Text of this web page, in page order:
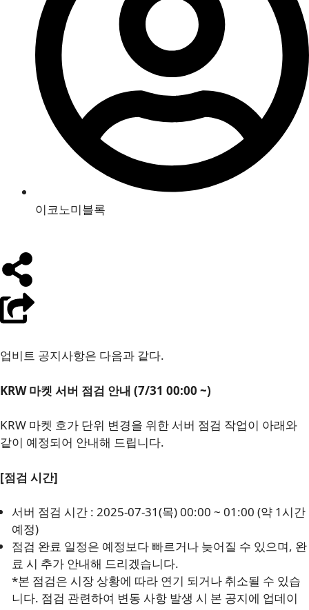
이코노미블록
업비트 공지사항은 다음과 같다.
KRW 마켓 서버 점검 안내 (7/31 00:00 ~)
KRW 마켓 호가 단위 변경을 위한 서버 점검 작업이 아래와
같이 예정되어 안내해 드립니다.
[점검 시간]
서버 점검 시간 : 2025-07-31(목) 00:00 ~ 01:00 (약 1시간
예정)
점검 완료 일정은 예정보다 빠르거나 늦어질 수 있으며, 완
료 시 추가 안내해 드리겠습니다.
*본 점검은 시장 상황에 따라 연기 되거나 취소될 수 있습
니다. 점검 관련하여 변동 사항 발생 시 본 공지에 업데이